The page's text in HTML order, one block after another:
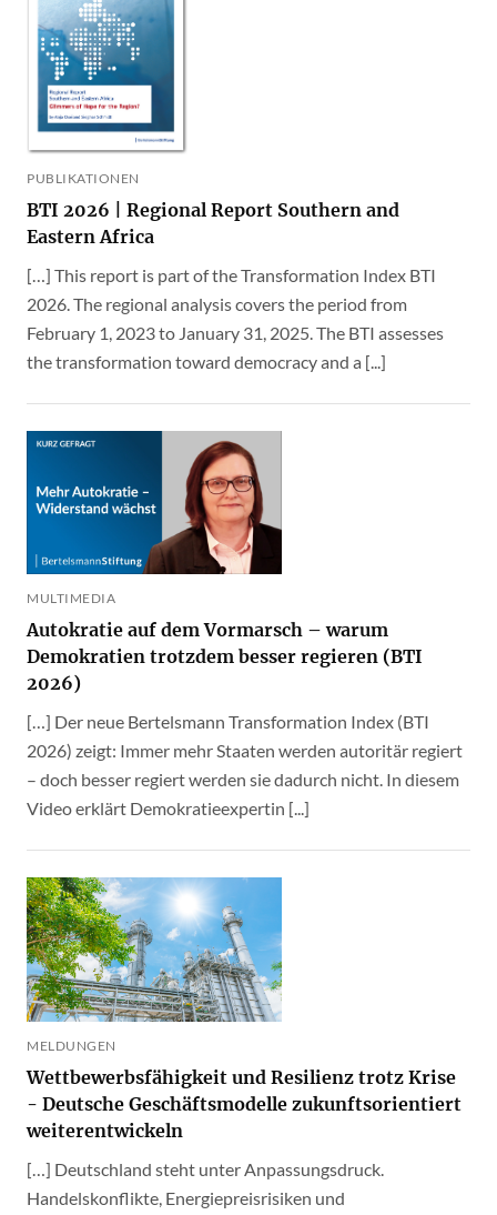
PUBLIKATIONEN
BTI 2026 | Regional Report Southern and
Eastern Africa
[…] This report is part of the Transformation Index BTI
2026. The regional analysis covers the period from
February 1, 2023 to January 31, 2025. The BTI assesses
the transformation toward democracy and a [...]
MULTIMEDIA
Autokratie auf dem Vormarsch – warum
Demokratien trotzdem besser regieren (BTI
2026)
[…] Der neue Bertelsmann Transformation Index (BTI
2026) zeigt: Immer mehr Staaten werden autoritär regiert
– doch besser regiert werden sie dadurch nicht. In diesem
Video erklärt Demokratieexpertin [...]
MELDUNGEN
Wettbewerbsfähigkeit und Resilienz trotz Krise
- Deutsche Geschäftsmodelle zukunftsorientiert
weiterentwickeln
[…] Deutschland steht unter Anpassungsdruck.
Handelskonflikte, Energiepreisrisiken und